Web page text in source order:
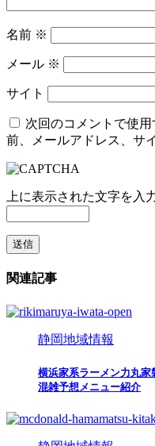
名前 ※
メール ※
サイト
次回のコメントで使
前、メールアドレス、サ
上に表示された文字を入
関連記事
静岡地域情報
横浜家系ラーメン力丸家
混雑予想メニュー紹介